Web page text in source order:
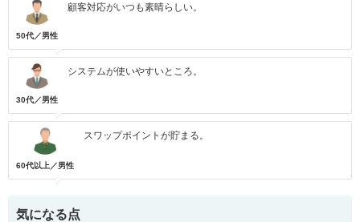
50代／男性
顧客対応がいつも素晴らしい。
30代／男性
システムが使いやすいところ。
60代以上／男性
スワップポイントが貯まる。
気になる点